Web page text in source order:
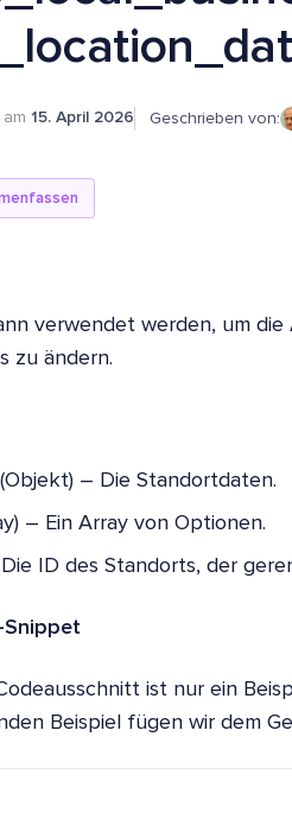
15. April 2026 Geschrieben von:
verwendet werden, um
zu ändern.
– Die Standortdaten.
– Ein Array von Optionen.
ID des Standorts, der
Snippet
ist nur ein
Beispiel fügen wir dem